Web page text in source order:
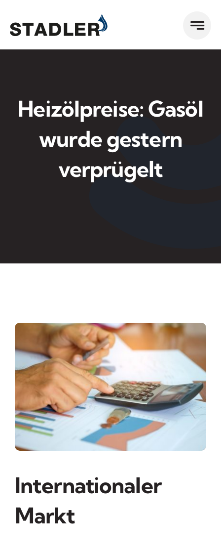
Inhalt
springen
Heizölpreise: Gasöl
wurde gestern
verprügelt
Internationaler
Markt